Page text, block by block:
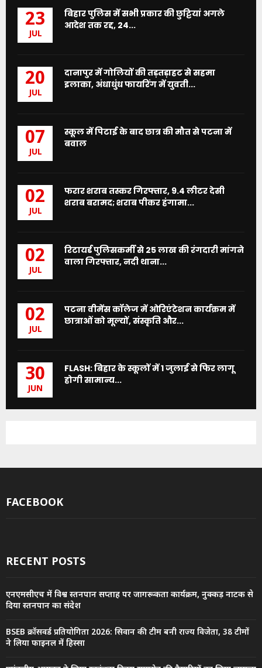
23
JUL
बिहार पुलिस में सभी प्रकार की छुट्टियां अगले
आदेश तक रद्द, 24...
20
JUL
दानापुर में गोलियों की तड़तड़ाहट से सहमा
इलाका, अंधाधुंध फायरिंग में युवती...
07
JUL
स्कूल में पिटाई के बाद छात्र की मौत से पटना में
बवाल
02
JUL
फरार शराब तस्कर गिरफ्तार, 9.4 लीटर देसी
शराब बरामद; शराब पीकर हंगामा...
02
JUL
रिटायर्ड पुलिसकर्मी से 25 लाख की रंगदारी मांगने
वाला गिरफ्तार, नदी थाना...
02
JUL
पटना वीमेंस कॉलेज में ओरिएंटेशन कार्यक्रम में
छात्राओं को मूल्यों, संस्कृति और...
30
JUN
FLASH: बिहार के स्कूलों में 1 जुलाई से फिर लागू
होगी सामान्य...
FACEBOOK
RECENT POSTS
एनएमसीएच में विश्व स्तनपान सप्ताह पर जागरूकता कार्यक्रम, नुक्कड़ नाटक से
दिया स्तनपान का संदेश
BSEB क्रॉसवर्ड प्रतियोगिता 2026: सिवान की टीम बनी राज्य विजेता, 38 टीमों
ने लिया फाइनल में हिस्सा